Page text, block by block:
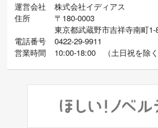
運営会社
株式会社イディアス
住所
〒180-0003
東京都武蔵野市吉祥寺南町
電話番号
0422-29-9911
営業時間
10:00-18:00 （土日祝を除く